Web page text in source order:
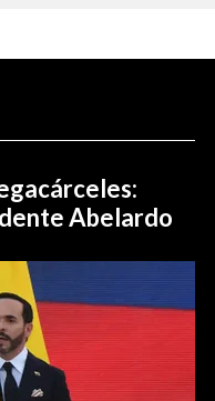
Abelardo